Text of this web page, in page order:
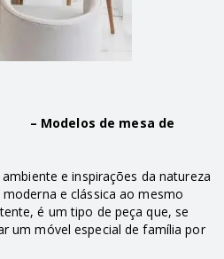
mesa de
e inspirações da natureza
e clássica ao mesmo
é um tipo de peça que, se
um móvel especial de família por